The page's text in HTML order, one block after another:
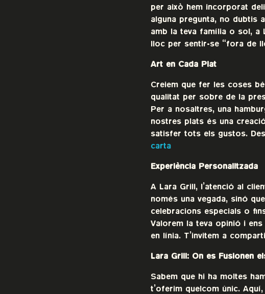
per això hem incorporat
alguna pregunta, no dubtis
amb la teva família o sol, a
lloc per sentir-se “fora de
Art en Cada Plat
Creiem que fer les coses
qualitat per sobre de la
Per a nosaltres, una
nostres plats és una
satisfer tots els gustos.
carta
Experiència Personalitzada
A Lara Grill, l’atenció al
només una vegada, sinó
celebracions especials o
Valorem la teva opinió i
en línia. T’invitem a
Lara Grill: On es Fusionen
Sabem que hi ha moltes
t’oferim quelcom únic.